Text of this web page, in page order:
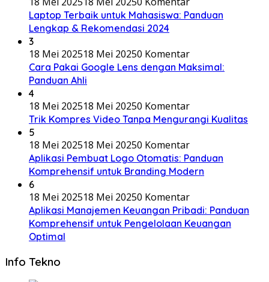
Laptop Terbaik untuk Mahasiswa: Panduan
Lengkap & Rekomendasi 2024
3
18 Mei 202518 Mei 20250 Komentar
Cara Pakai Google Lens dengan Maksimal:
Panduan Ahli
4
18 Mei 202518 Mei 20250 Komentar
Trik Kompres Video Tanpa Mengurangi Kualitas
5
18 Mei 202518 Mei 20250 Komentar
Aplikasi Pembuat Logo Otomatis: Panduan
Komprehensif untuk Branding Modern
6
18 Mei 202518 Mei 20250 Komentar
Aplikasi Manajemen Keuangan Pribadi: Panduan
Komprehensif untuk Pengelolaan Keuangan
Optimal
Info Tekno